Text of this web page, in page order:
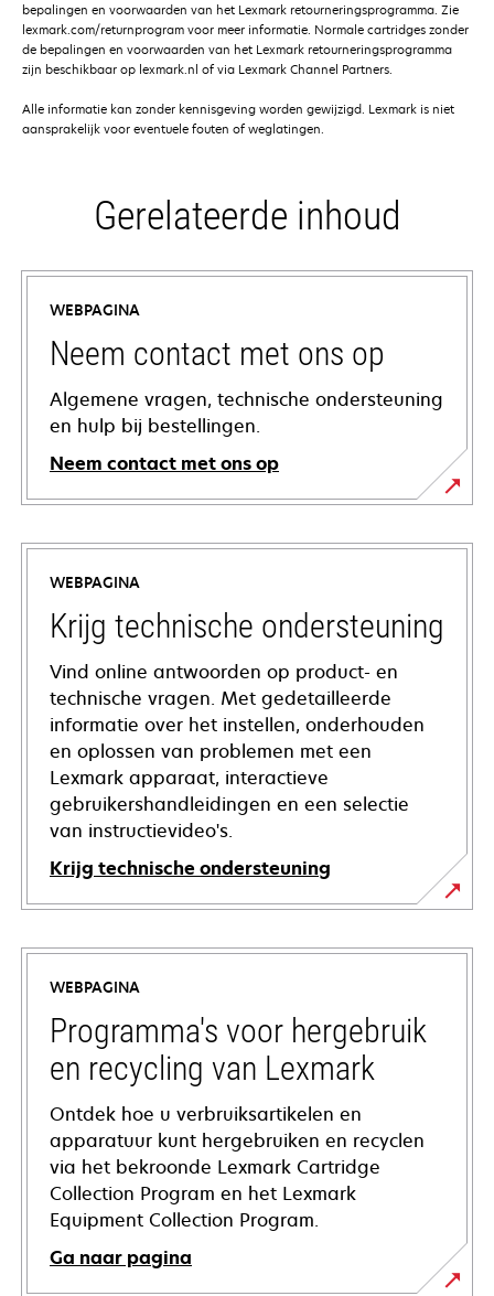
bepalingen en voorwaarden van het Lexmark retourneringsprogramma. Zie
lexmark.com/returnprogram voor meer informatie. Normale cartridges zonder
de bepalingen en voorwaarden van het Lexmark retourneringsprogramma
zijn beschikbaar op lexmark.nl of via Lexmark Channel Partners.
Alle informatie kan zonder kennisgeving worden gewijzigd. Lexmark is niet
aansprakelijk voor eventuele fouten of weglatingen.
Gerelateerde inhoud
WEBPAGINA
Neem contact met ons op
Algemene vragen, technische ondersteuning
en hulp bij bestellingen.
Neem contact met ons op
WEBPAGINA
Krijg technische ondersteuning
Vind online antwoorden op product- en
technische vragen. Met gedetailleerde
informatie over het instellen, onderhouden
en oplossen van problemen met een
Lexmark apparaat, interactieve
gebruikershandleidingen en een selectie
van instructievideo's.
Krijg technische ondersteuning
opens
in
new
tab
WEBPAGINA
Programma's voor hergebruik
en recycling van Lexmark
Ontdek hoe u verbruiksartikelen en
apparatuur kunt hergebruiken en recyclen
via het bekroonde Lexmark Cartridge
Collection Program en het Lexmark
Equipment Collection Program.
Ga naar pagina